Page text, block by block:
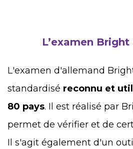
L’examen
L'examen d'allemand
standardisé reconnu et
80 pays. Il est réalisé par
permet de vérifier et de
Il s'agit également d'un